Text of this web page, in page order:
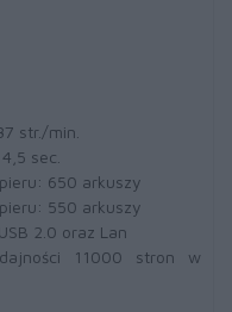
str./min.
sec.
650 arkuszy
550 arkuszy
2.0 oraz Lan
11000 stron w